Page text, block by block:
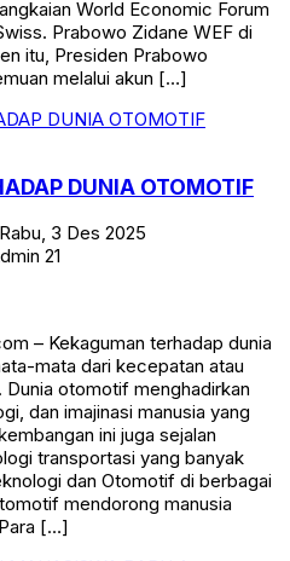
World Economic Forum
Prabowo Zidane WEF di
itu, Presiden Prabowo
melalui akun […]
DUNIA OTOMOTIF
3 Des 2025
21
– Kekaguman terhadap dunia
mata dari kecepatan atau
otomotif menghadirkan
dan imajinasi manusia yang
ini juga sejalan
transportasi yang banyak
dan Otomotif di berbagai
mendorong manusia
[…]